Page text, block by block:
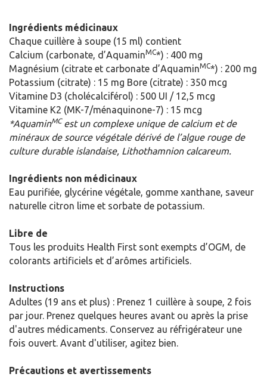
Ingrédients médicinaux
Chaque cuillère à soupe (15 ml) contient
Calcium (carbonate, d’AquaminMC*) : 400 mg
Magnésium (citrate et carbonate d’AquaminMC*) : 200 mg
Potassium (citrate) : 15 mg Bore (citrate) : 350 mcg
Vitamine D3 (cholécalciférol) : 500 UI / 12,5 mcg
Vitamine K2 (MK-7/ménaquinone-7) : 15 mcg
*AquaminMCest un complexe unique de calcium et de
minéraux de source végétale dérivé de l’algue rouge de
culture durable islandaise, Lithothamnion calcareum.
Ingrédients non médicinaux
Eau purifiée, glycérine végétale, gomme xanthane, saveur
naturelle citron lime et sorbate de potassium.
Libre de
Tous les produits Health First sont exempts d’OGM, de
colorants artificiels et d’arômes artificiels.
Instructions
Adultes (19 ans et plus) : Prenez 1 cuillère à soupe, 2 fois
par jour. Prenez quelques heures avant ou après la prise
d'autres médicaments. Conservez au réfrigérateur une
fois ouvert. Avant d'utiliser, agitez bien.
Précautions et avertissements